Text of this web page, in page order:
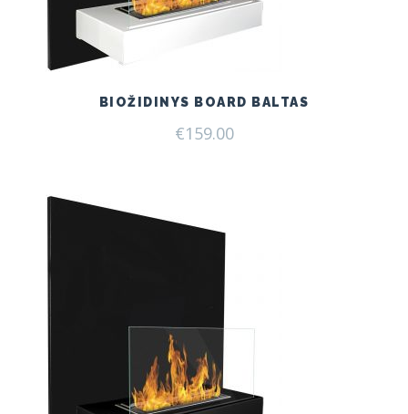
BIOŽIDINYS BOARD BALTAS
€159.00